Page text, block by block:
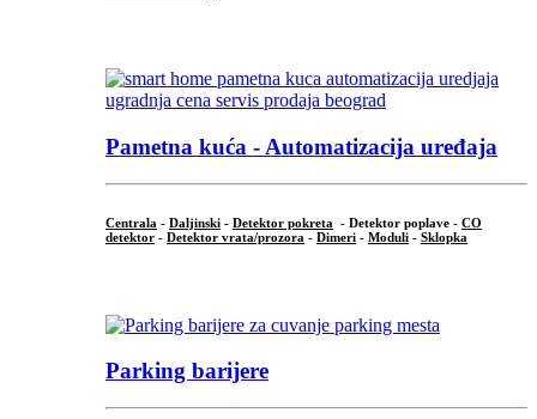
Pametna kuća - Automatizacija uređaja
Centrala - Daljinski - Detektor pokreta - Detektor poplave - CO
detektor - Detektor vrata/prozora - Dimeri - Moduli - Sklopka
Parking barijere